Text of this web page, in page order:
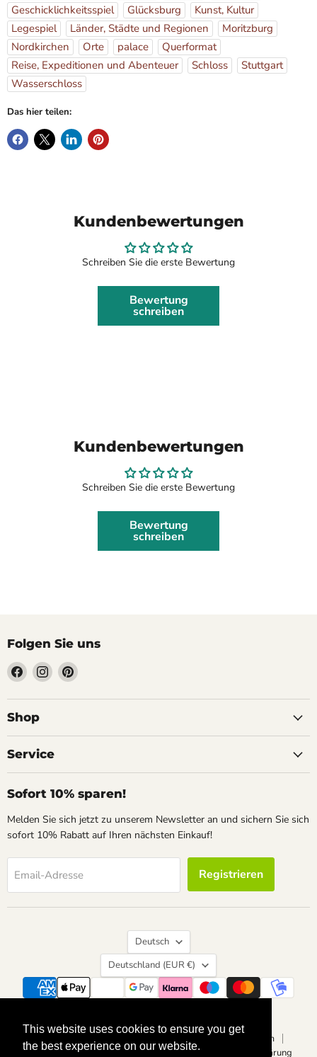
This website uses cookies to ensure you get
the best experience on our website.
This website uses cookies to ensure you get
the best experience on our website.
Geschicklichkeitsspiel
Glücksburg
Kunst, Kultur
Legespiel
Länder, Städte und Regionen
Moritzburg
Nordkirchen
Orte palace
Querformat
Reise, Expeditionen und Abenteuer
Schloss
Stuttgart
Wasserschloss
Das hier teilen:
Kundenbewertungen
Schreiben Sie die erste Bewertung
Bewertung
schreiben
Kundenbewertungen
Schreiben Sie die erste Bewertung
Bewertung
schreiben
Folgen Sie uns
Finden
Sie
uns
auf
Finden
Sie
uns
Finden
uns
Shop
Service
Sofort 10% sparen!
Melden Sie sich jetzt zu unserem Newsletter an und sichern Sie sich
sofort 10% Rabatt auf Ihren nächsten Einkauf!
Email-Adresse Registrieren
Sprache
Deutsch
Land
Deutschland (EUR €)
Suchen Kontakt Über uns
Widerrufsrecht
Vertrag widerrufen
Datenschutzerklärung
Impressum
Allgemeine Geschäftsbedingungen
Barrierefreiheitserklärung